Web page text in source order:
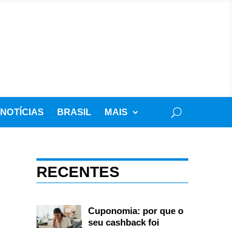
NOTÍCIAS BRASIL MAIS
RECENTES
Cuponomia: por que o
seu cashback foi